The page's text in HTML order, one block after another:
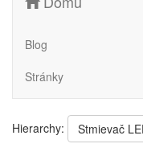
Blog
Stránky
Hierarchy:
Stmievač